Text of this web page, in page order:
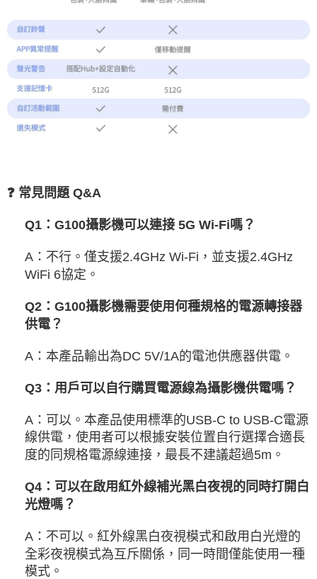
❓ 常見問題 Q&A
Q1：G100攝影機可以連接 5G Wi-Fi嗎？
A：不行。僅支援2.4GHz Wi-Fi，並支援2.4GHz
WiFi 6協定。
Q2：G100攝影機需要使用何種規格的電源轉接器
供電？
A：本產品輸出為DC 5V/1A的電池供應器供電。
Q3：用戶可以自行購買電源線為攝影機供電嗎？
A：可以。本產品使用標準的USB-C to USB-C電源
線供電，使用者可以根據安裝位置自行選擇合適長
度的同規格電源線連接，最長不建議超過5m。
Q4：可以在啟用紅外線補光黑白夜視的同時打開白
光燈嗎？
A：不可以。紅外線黑白夜視模式和啟用白光燈的
全彩夜視模式為互斥關係，同一時間僅能使用一種
模式。